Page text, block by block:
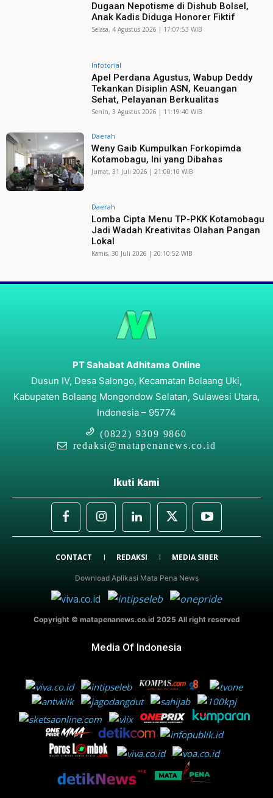
Dugaan Nepotisme di Dishub Bolsel,
Anak Kadis Diduga Honorer Fiktif
Selasa, 4 Agustus 2026 | 17:07:53 WIB
Infotorial
Apel Perdana Agustus, Wabup Deddy
Tekankan Disiplin ASN, Keuangan
Sehat, Pelayanan Berkualitas
Senin, 3 Agustus 2026 | 11:19:40 WIB
Daerah
Weny Gaib Kumpulkan Forkopimda
Kotamobagu, Ini yang Dibahas
Jumat, 31 Juli 2026 | 21:00:10 WIB
Daerah
Lomba Cipta Menu TP-PKK Kotamobagu
Jadi Wadah Kreativitas Olahan Pangan
Lokal
Kamis, 30 Juli 2026 | 20:10:52 WIB
PT Sahabat Adhitama Online
Dusun IV, Desa Salongo, Kecamatan Bolaang Uki,
Kabupaten Bolaang Mongondow Selatan, Sulawesi Utara,
Indonesia – 95774
(0822) 9309 9860
redaksi@matapenanews.co.id
Ikuti Kami
CONTACT REDAKSI MEDIA SIBER
Download Aplikasi Mata Pena News
Copyright © matapenanews.co.id 2025 All right reserved
Media Of Indonesia